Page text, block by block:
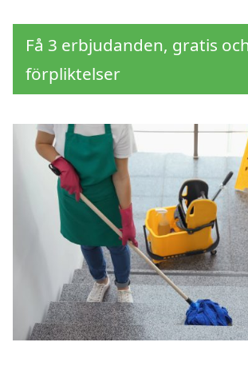
Få 3 erbjudanden, gratis
förpliktelser